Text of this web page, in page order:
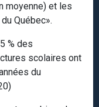
moyenne) et les
Québec».
% des
scolaires ont
du